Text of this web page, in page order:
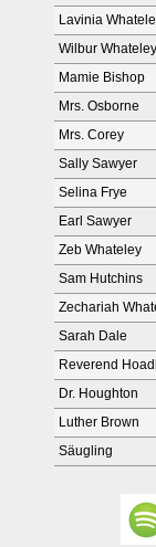
Lavinia
Wilbur Whateley
Mamie Bishop
Mrs. Osborne
Mrs. Corey
Sally Sawyer
Selina Frye
Earl Sawyer
Zeb Whateley
Sam Hutchins
Zechariah
Sarah Dale
Reverend
Dr. Houghton
Luther Brown
Säugling